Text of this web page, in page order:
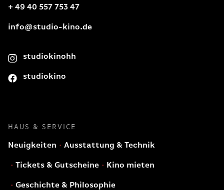
+ 49 40 557 753 47
info@studio-kino.de
studiokinohh
studiokino
HAUS & SERVICE
Neuigkeiten Ausstattung & Technik
Tickets & Gutscheine Kino mieten
Geschichte & Philosophie